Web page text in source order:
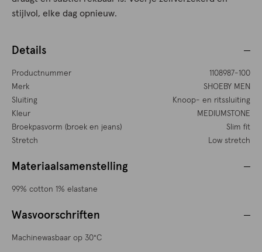
stijlvol, elke dag opnieuw.
Details
Productnummer
1108987-100
Merk
SHOEBY MEN
Sluiting
Knoop- en ritssluiting
Kleur
MEDIUMSTONE
Broekpasvorm (broek en jeans)
Slim fit
Stretch
Low stretch
Materiaalsamenstelling
99% cotton 1% elastane
Wasvoorschriften
Machinewasbaar op 30°C